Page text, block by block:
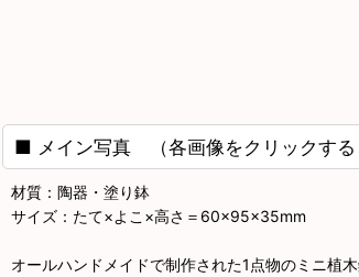
■ メイン写真 （各画像をクリックする
材質：陶器・塗り鉢
サイズ：たて×よこ×高さ＝60×95×35mm
オールハンドメイドで制作された1点物のミニ植木